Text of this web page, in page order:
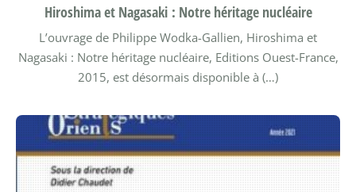
Hiroshima et Nagasaki : Notre héritage nucléaire
L’ouvrage de Philippe Wodka-Gallien, Hiroshima et
Nagasaki : Notre héritage nucléaire, Editions Ouest-France,
2015, est désormais disponible à (…)